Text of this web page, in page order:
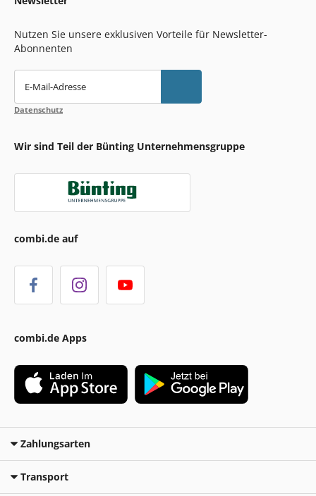
Nutzen Sie unsere exklusiven Vorteile für Newsletter-
Abonnenten
E-Mail-Adresse
Datenschutz
Wir sind Teil der Bünting Unternehmensgruppe
combi.de auf
combi.de Apps
Zahlungsarten
Transport